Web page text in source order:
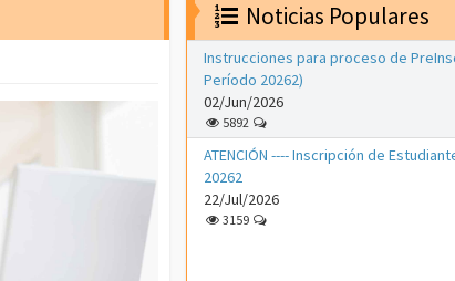
Noticias Populares
Instrucciones para proceso de
Período 20262)
02/Jun/2026
5892
ATENCIÓN ---- Inscripción de
20262
22/Jul/2026
3159